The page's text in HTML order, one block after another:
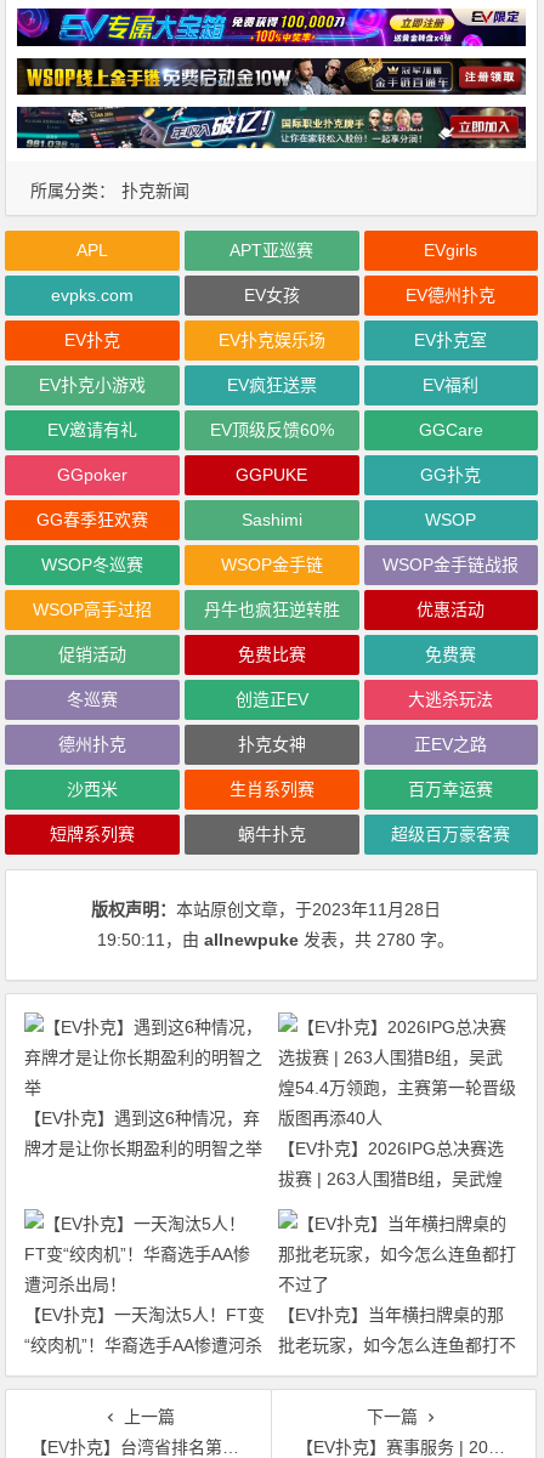
所属分类： 扑克新闻
APL APT亚巡赛 EVgirls
evpks.com EV女孩 EV德州扑克
EV扑克 EV扑克娱乐场 EV扑克室
EV扑克小游戏 EV疯狂送票 EV福利
EV邀请有礼 EV顶级反馈60% GGCare
GGpoker GGPUKE GG扑克
GG春季狂欢赛 Sashimi WSOP
WSOP冬巡赛 WSOP金手链 WSOP金手链战报
WSOP高手过招 丹牛也疯狂逆转胜 优惠活动
促销活动 免费比赛 免费赛
冬巡赛 创造正EV 大逃杀玩法
德州扑克 扑克女神 正EV之路
沙西米 生肖系列赛 百万幸运赛
短牌系列赛 蜗牛扑克 超级百万豪客赛
版权声明：本站原创文章，于2023年11月28日
19:50:11 ，由allnewpuke 发表，共 2780 字。
【EV扑克】遇到这6种情况，弃
牌才是让你长期盈利的明智之举
【EV扑克】2026IPG总决赛选
拔赛 | 263人围猎B组，吴武煌
54.4万领跑，主赛第一轮晋级版
【EV扑克】一天淘汰5人！FT变
“绞肉机”！华裔选手AA惨遭河杀
出局！
【EV扑克】当年横扫牌桌的那
批老玩家，如今怎么连鱼都打不
过了
上一篇
【EV扑克】台湾省排名第一女牌手怒批线下直播游戏恰烂钱
下一篇
【EV扑克】赛事服务 | 2024KXPT青岛站选拔赛餐饮与休闲娱乐推荐